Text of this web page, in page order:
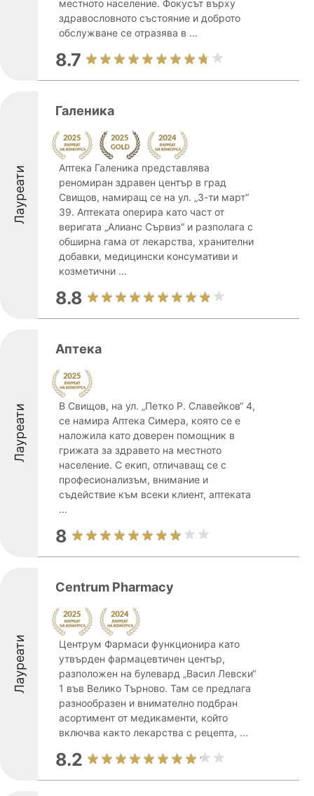
местното население. Фокусът върху
здравословното състояние и доброто
обслужване се отразява в ...
8.7
Лауреати
Галеника
Аптека Галеника представлява
реномиран здравен център в град
Свищов, намиращ се на ул. „3-ти март“
39. Аптеката оперира като част от
веригата „Алианс Сървиз“ и разполага с
обширна гама от лекарства, хранителни
добавки, медицински консумативи и
козметични ...
8.8
Лауреати
Аптека
В Свищов, на ул. „Петко Р. Славейков“ 4,
се намира Аптека Симера, която се е
наложила като доверен помощник в
грижата за здравето на местното
население. С екип, отличаващ се с
професионализъм, внимание и
съдействие към всеки клиент, аптеката
...
8
Лауреати
Centrum Pharmacy
Центрум Фармаси функционира като
утвърден фармацевтичен център,
разположен на булевард „Васил Левски“
1 във Велико Търново. Там се предлага
разнообразен и внимателно подбран
асортимент от медикаменти, който
включва както лекарства с рецепта, ...
8.2